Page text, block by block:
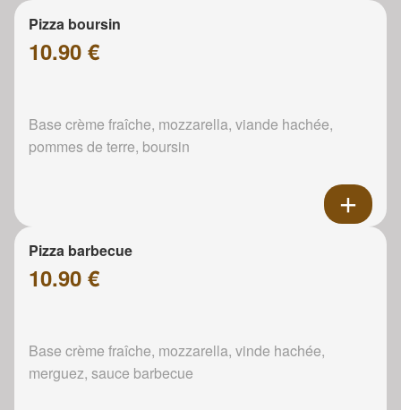
Pizza boursin
10.90 €
Base crème fraîche, mozzarella, viande hachée,
pommes de terre, boursin
Pizza barbecue
10.90 €
Base crème fraîche, mozzarella, vinde hachée,
merguez, sauce barbecue